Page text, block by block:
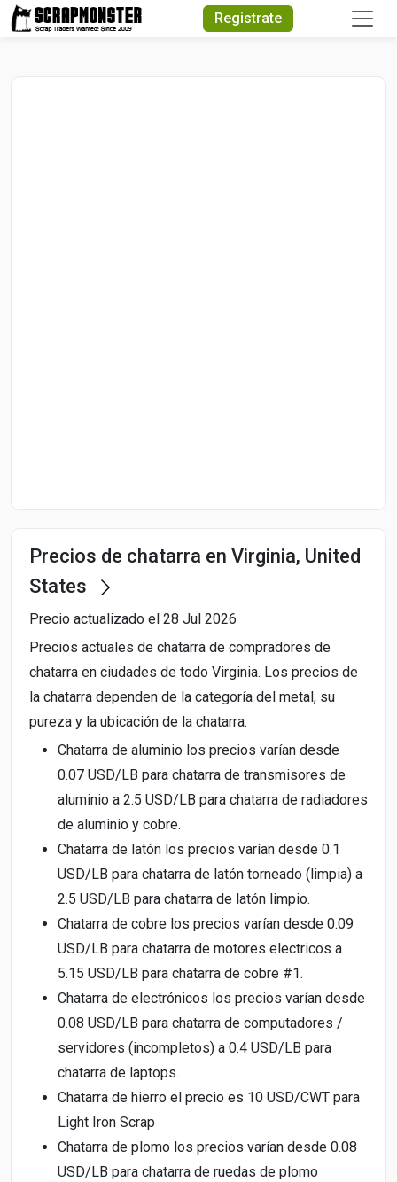
Registrate
Precios de chatarra en Virginia, United
States
Precio actualizado el 28 Jul 2026
Precios actuales de chatarra de compradores de
chatarra en ciudades de todo Virginia. Los precios de
la chatarra dependen de la categoría del metal, su
pureza y la ubicación de la chatarra.
Chatarra de aluminio los precios varían desde
0.07 USD/LB para chatarra de transmisores de
aluminio a 2.5 USD/LB para chatarra de radiadores
de aluminio y cobre.
Chatarra de latón los precios varían desde 0.1
USD/LB para chatarra de latón torneado (limpia) a
2.5 USD/LB para chatarra de latón limpio.
Chatarra de cobre los precios varían desde 0.09
USD/LB para chatarra de motores electricos a
5.15 USD/LB para chatarra de cobre #1.
Chatarra de electrónicos los precios varían desde
0.08 USD/LB para chatarra de computadores /
servidores (incompletos) a 0.4 USD/LB para
chatarra de laptops.
Chatarra de hierro el precio es 10 USD/CWT para
Light Iron Scrap
Chatarra de plomo los precios varían desde 0.08
USD/LB para chatarra de ruedas de plomo
Quick Search
Search